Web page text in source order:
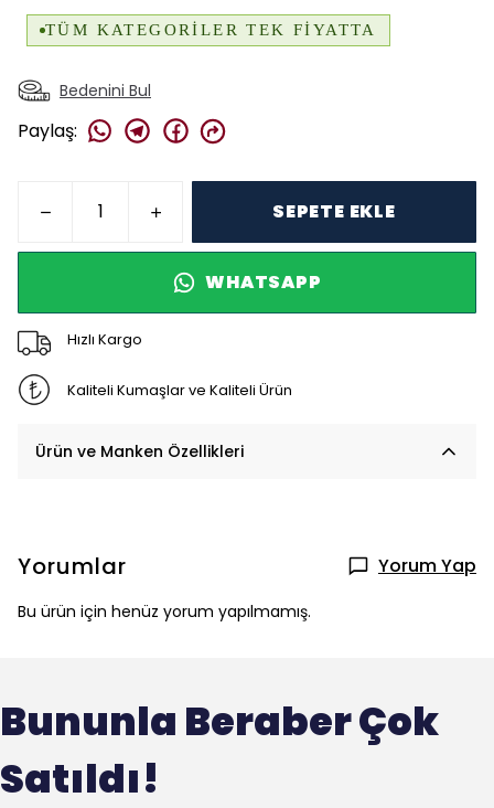
Bedenini Bul
Paylaş:
SEPETE EKLE
WHATSAPP
Hızlı Kargo
Kaliteli Kumaşlar ve Kaliteli Ürün
Ürün ve Manken Özellikleri
Yorumlar Yorum Yap
Bu ürün için henüz yorum yapılmamış.
Bununla Beraber Çok
Satıldı!